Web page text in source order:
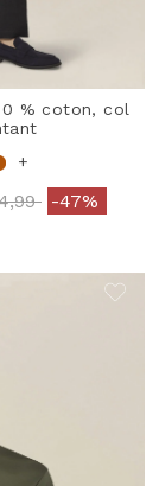
% coton, col
+
reduced from
to-47%